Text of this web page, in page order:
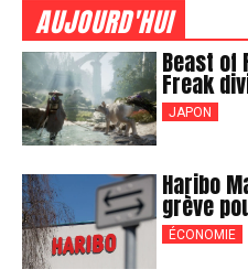
AUJOURD'HUI
Beast of
Freak
JAPON
Haribo
grève
ÉCONOMIE